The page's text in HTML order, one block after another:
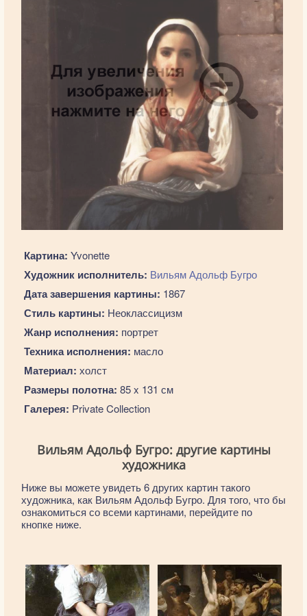
Картина: Yvonette
Художник исполнитель: Вильям Адольф Бугро
Дата завершения картины: 1867
Стиль картины: Неоклассицизм
Жанр исполнения: портрет
Техника исполнения: масло
Материал: холст
Размеры полотна: 85 x 131 см
Галерея: Private Collection
Вильям Адольф Бугро: другие картины
художника
Ниже вы можете увидеть 6 других картин такого
художника, как Вильям Адольф Бугро. Для того, что бы
ознакомиться со всеми картинами, перейдите по
кнопке ниже.